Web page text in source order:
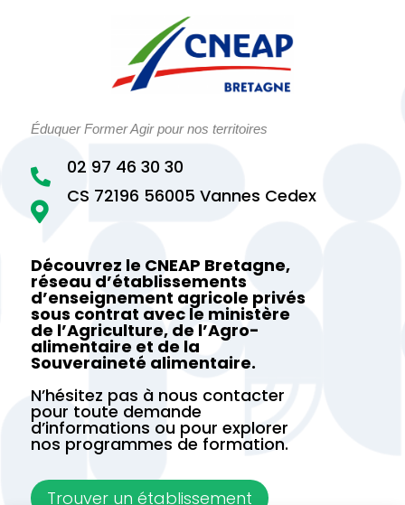
Éduquer Former Agir pour nos territoires


CS 72196 56005 Vannes Cedex
02 97 46 30 30
Découvrez le CNEAP Bretagne,
réseau d’établissements
d’enseignement agricole privés
sous contrat avec le ministère
de l’Agriculture, de l’Agro-
alimentaire et de la
Souveraineté alimentaire.
N’hésitez pas à nous contacter
pour toute demande
d’informations ou pour explorer
nos programmes de formation.
Trouver un établissement